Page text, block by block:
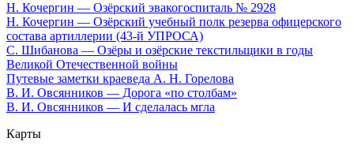
Н. Кочергин — Озёрский эвакогоспиталь № 2928
Н. Кочергин — Озёрский учебный полк резерва офицерского
состава артиллерии (43-й УПРОСА)
С. Шибанова — Озёры и озёрские текстильщики в годы
Великой Отечественной войны
Путевые заметки краеведа А. Н. Горелова
В. И. Овсянников — Дорога «по столбам»
В. И. Овсянников — И сделалась мгла
Карты